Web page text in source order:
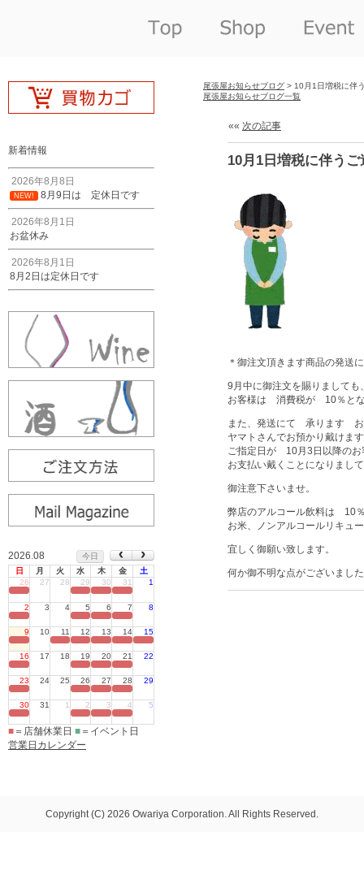
新着情報
2026年8月8日
NEW! 8月9日は 定休日です
2026年8月1日
お盆休み
2026年8月1日
8月2日は定休日です
2026.08
今日
日
月 火 水 木 金
土
26
27 28 29 30 31 1
2 3 4 5 6 7 8
9 10 11 12 13 14 15
16 17 18 19 20 21 22
23 24 25 26 27 28 29
30 31 1 2 3 4 5
■ ＝店舗休業日 ■ ＝イベント日
営業日カレンダー
尾張屋お知らせブログ > 10月1日増税に伴
尾張屋お知らせブログ一覧
«« 次の記事
10月1日増税に伴う
＊御注文頂きます商品の発送
9月中に御注文を賜りまして
お客様は 消費税が 10％と
また、発送にて 承ります
ヤマトさんでお預かり戴けま
ご指定日が 10月3日以降の
お支払い戴くことになりまし
御注意下さいませ。
弊店のアルコール飲料は
お米、ノンアルコールリキ
宜しく御願い致します。
何か御不明な点がございまし
Copyright (C) 2026 Owariya Corporation. All Rights Reserved.